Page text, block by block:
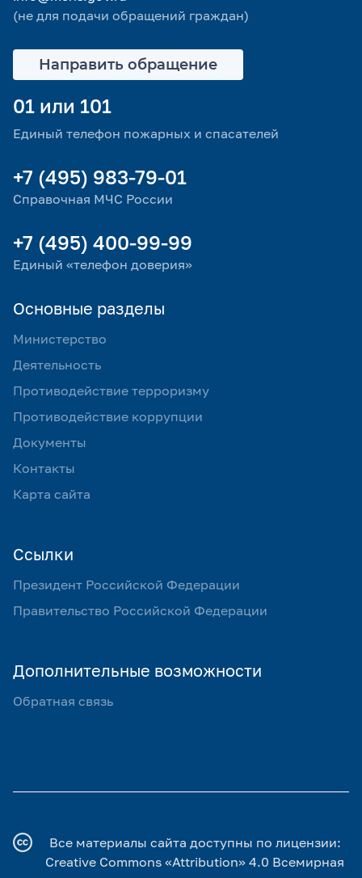
(не для подачи обращений граждан)
Направить обращение
01 или 101
Единый телефон пожарных и спасателей
+7 (495) 983-79-01
Справочная МЧС России
+7 (495) 400-99-99
Единый «телефон доверия»
Основные разделы
Министерство
Деятельность
Противодействие терроризму
Противодействие коррупции
Документы
Контакты
Карта сайта
Ссылки
Президент Российской Федерации
Правительство Российской Федерации
Дополнительные возможности
Обратная связь
Все материалы сайта доступны по лицензии:
Creative Commons «Attribution» 4.0 Всемирная